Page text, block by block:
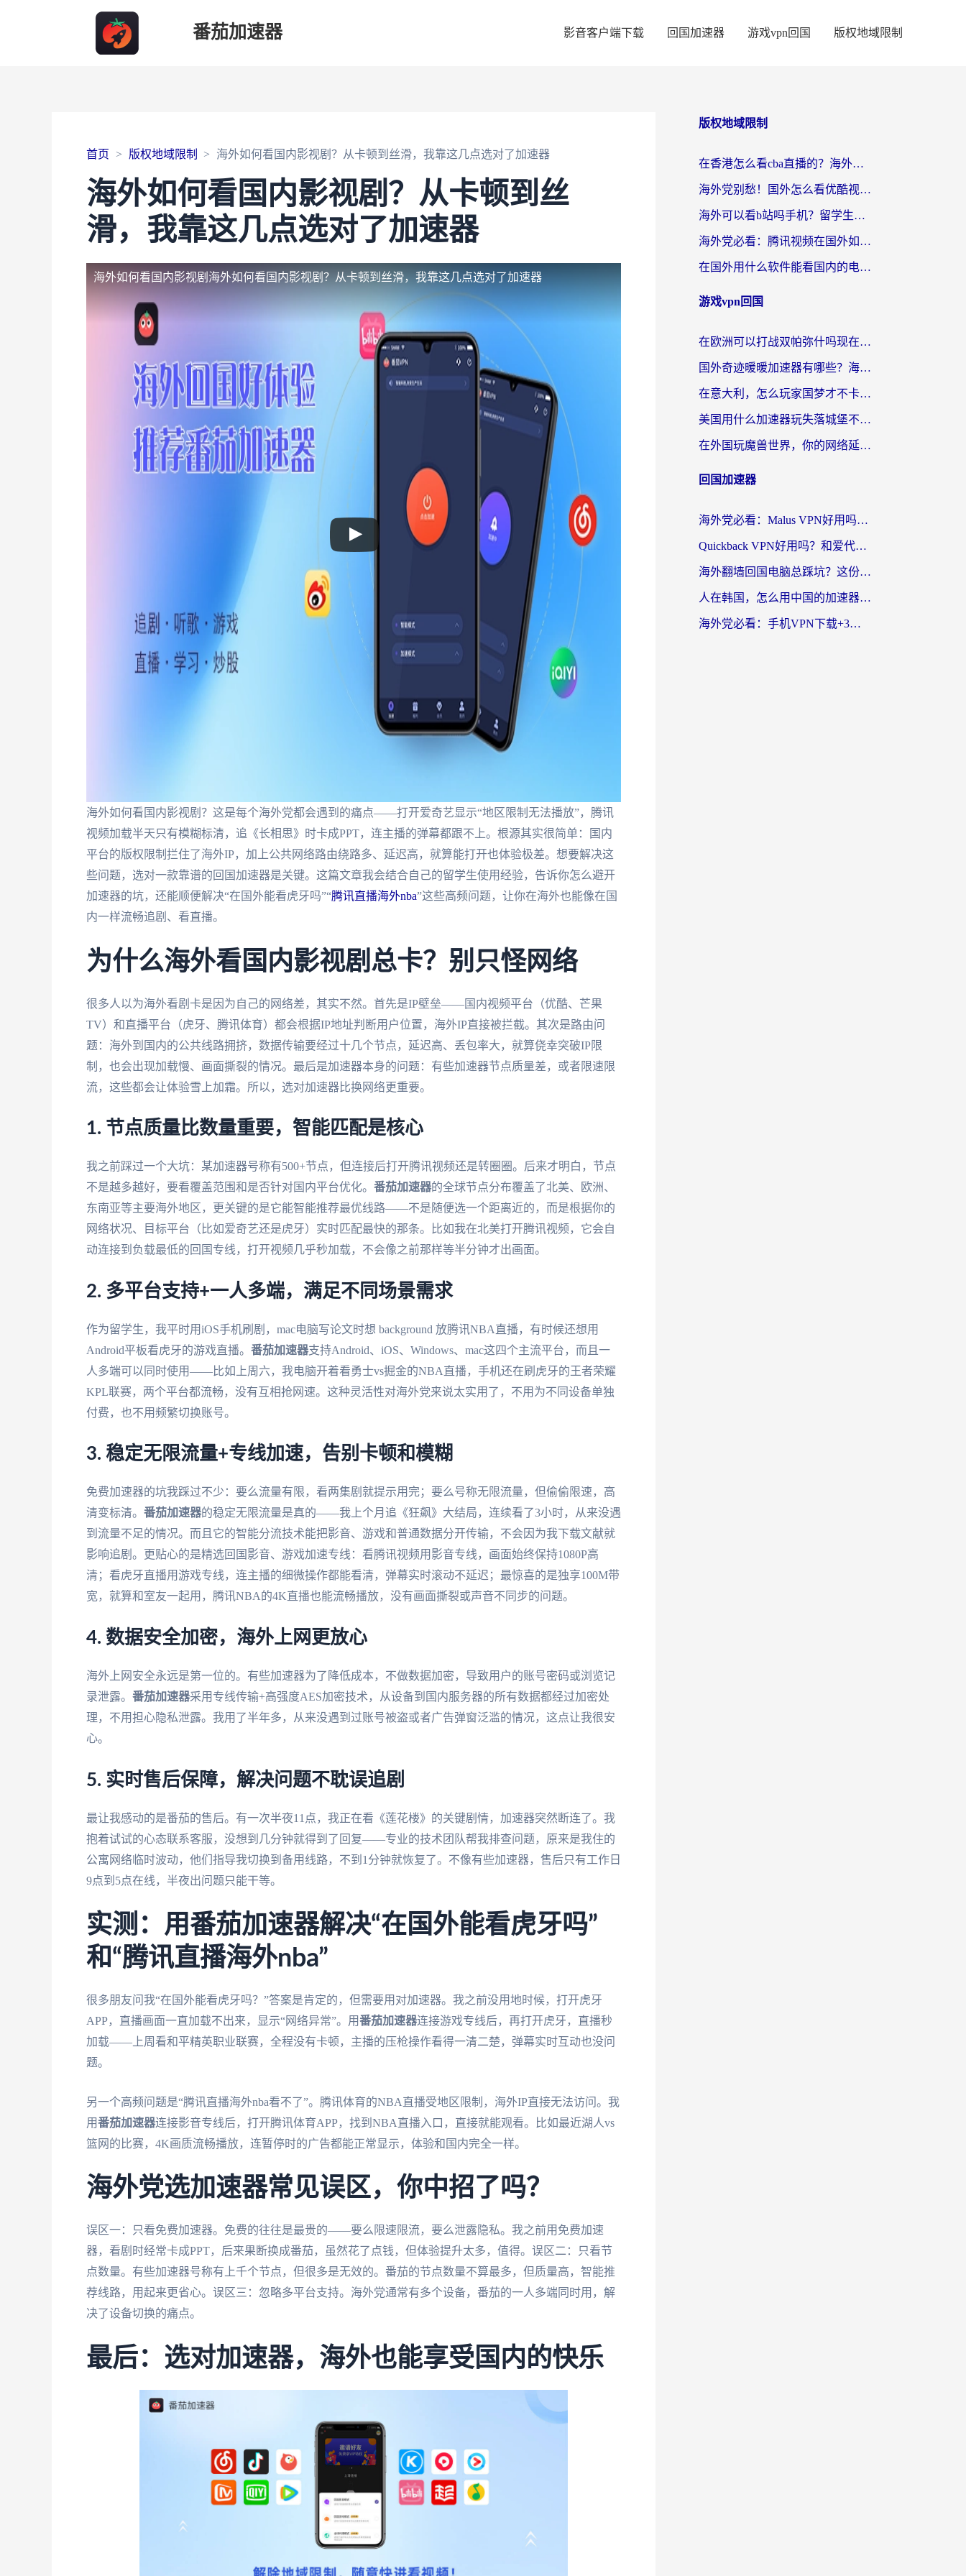
番茄加速器 影音客户端下载 回国加速器 游戏vpn回国 版权地域限制
首页 版权地域限制 海外如何看国内影视剧？从卡顿到丝滑，我靠这几点选对了加速器
海外如何看国内影视剧？从卡顿到丝
滑，我靠这几点选对了加速器
海外如何看国内影视剧 海外如何看国内影视剧？从卡顿到丝滑，我靠这几点选对了加速器
海外如何看国内影视剧？这是每个海外党都会遇到的痛点——打开爱奇艺显示“地区限制无法播放”，腾讯
视频加载半天只有模糊标清，追《长相思》时卡成PPT，连主播的弹幕都跟不上。根源其实很简单：国内
平台的版权限制拦住了海外IP，加上公共网络路由绕路多、延迟高，就算能打开也体验极差。想要解决这
些问题，选对一款靠谱的回国加速器是关键。这篇文章我会结合自己的留学生使用经验，告诉你怎么避开
加速器的坑，还能顺便解决“在国外能看虎牙吗”“腾讯直播海外nba”这些高频问题，让你在海外也能像在国
内一样流畅追剧、看直播。
为什么海外看国内影视剧总卡？别只怪网络
很多人以为海外看剧卡是因为自己的网络差，其实不然。首先是IP壁垒——国内视频平台（优酷、芒果
TV）和直播平台（虎牙、腾讯体育）都会根据IP地址判断用户位置，海外IP直接被拦截。其次是路由问
题：海外到国内的公共线路拥挤，数据传输要经过十几个节点，延迟高、丢包率大，就算侥幸突破IP限
制，也会出现加载慢、画面撕裂的情况。最后是加速器本身的问题：有些加速器节点质量差，或者限速限
流，这些都会让体验雪上加霜。所以，选对加速器比换网络更重要。
1. 节点质量比数量重要，智能匹配是核心
我之前踩过一个大坑：某加速器号称有500+节点，但连接后打开腾讯视频还是转圈圈。后来才明白，节点
不是越多越好，要看覆盖范围和是否针对国内平台优化。 番茄加速器的全球节点分布覆盖了北美、欧洲、
东南亚等主要海外地区，更关键的是它能智能推荐最优线路——不是随便选一个距离近的，而是根据你的
网络状况、目标平台（比如爱奇艺还是虎牙）实时匹配最快的那条。比如我在北美打开腾讯视频，它会自
动连接到负载最低的回国专线，打开视频几乎秒加载，不会像之前那样等半分钟才出画面。
2. 多平台支持+一人多端，满足不同场景需求
作为留学生，我平时用iOS手机刷剧，mac电脑写论文时想 background 放腾讯NBA直播，有时候还想用
Android平板看虎牙的游戏直播。 番茄加速器支持Android、iOS、Windows、mac这四个主流平台，而且一
人多端可以同时使用——比如上周六，我电脑开着看勇士vs掘金的NBA直播，手机还在刷虎牙的王者荣耀
KPL联赛，两个平台都流畅，没有互相抢网速。这种灵活性对海外党来说太实用了，不用为不同设备单独
付费，也不用频繁切换账号。
3. 稳定无限流量+专线加速，告别卡顿和模糊
免费加速器的坑我踩过不少：要么流量有限，看两集剧就提示用完；要么号称无限流量，但偷偷限速，高
清变标清。 番茄加速器的稳定无限流量是真的——我上个月追《狂飙》大结局，连续看了3小时，从来没遇
到流量不足的情况。而且它的智能分流技术能把影音、游戏和普通数据分开传输，不会因为我下载文献就
影响追剧。更贴心的是精选回国影音、游戏加速专线：看腾讯视频用影音专线，画面始终保持1080P高
清；看虎牙直播用游戏专线，连主播的细微操作都能看清，弹幕实时滚动不延迟；最惊喜的是独享100M带
宽，就算和室友一起用，腾讯NBA的4K直播也能流畅播放，没有画面撕裂或声音不同步的问题。
4. 数据安全加密，海外上网更放心
海外上网安全永远是第一位的。有些加速器为了降低成本，不做数据加密，导致用户的账号密码或浏览记
录泄露。 番茄加速器采用专线传输+高强度AES加密技术，从设备到国内服务器的所有数据都经过加密处
理，不用担心隐私泄露。我用了半年多，从来没遇到过账号被盗或者广告弹窗泛滥的情况，这点让我很安
心。
5. 实时售后保障，解决问题不耽误追剧
最让我感动的是番茄的售后。有一次半夜11点，我正在看《莲花楼》的关键剧情，加速器突然断连了。我
抱着试试的心态联系客服，没想到几分钟就得到了回复——专业的技术团队帮我排查问题，原来是我住的
公寓网络临时波动，他们指导我切换到备用线路，不到1分钟就恢复了。不像有些加速器，售后只有工作日
9点到5点在线，半夜出问题只能干等。
实测：用番茄加速器解决“在国外能看虎牙吗”
和“腾讯直播海外nba”
很多朋友问我“在国外能看虎牙吗？”答案是肯定的，但需要用对加速器。我之前没用地时候，打开虎牙
APP，直播画面一直加载不出来，显示“网络异常”。用番茄加速器连接游戏专线后，再打开虎牙，直播秒
加载——上周看和平精英职业联赛，全程没有卡顿，主播的压枪操作看得一清二楚，弹幕实时互动也没问
题。
另一个高频问题是“腾讯直播海外nba看不了”。腾讯体育的NBA直播受地区限制，海外IP直接无法访问。我
用番茄加速器连接影音专线后，打开腾讯体育APP，找到NBA直播入口，直接就能观看。比如最近湖人vs
篮网的比赛，4K画质流畅播放，连暂停时的广告都能正常显示，体验和国内完全一样。
海外党选加速器常见误区，你中招了吗？
误区一：只看免费加速器。免费的往往是最贵的——要么限速限流，要么泄露隐私。我之前用免费加速
器，看剧时经常卡成PPT，后来果断换成番茄，虽然花了点钱，但体验提升太多，值得。误区二：只看节
点数量。有些加速器号称有上千个节点，但很多是无效的。番茄的节点数量不算最多，但质量高，智能推
荐线路，用起来更省心。误区三：忽略多平台支持。海外党通常有多个设备，番茄的一人多端同时用，解
决了设备切换的痛点。
最后：选对加速器，海外也能享受国内的快乐
版权地域限制
在香港怎么看cba直播的？海外党体育观赛终极指南：告别版权限制，畅享中文解说
海外党别愁！国外怎么看优酷视频？一招解决追剧、看直播难题
海外可以看b站吗手机？留学生亲测有效的回国加速指南
海外党必看：腾讯视频在国外如何解除地域限制？附优酷咪咕使用指南
在国外用什么软件能看国内的电视剧啊？留学生亲测有效的回国加速方案
游戏vpn回国
在欧洲可以打战双帕弥什吗现在？跨越延迟墙的实战指南
国外奇迹暖暖加速器有哪些？海外党国服游戏畅玩终极指南（附亲测推荐）
在意大利，怎么玩家国梦才不卡？这份终极加速指南请收好
美国用什么加速器玩失落城堡不卡？海外党亲测有效的国服游戏加速指南
在外国玩魔兽世界，你的网络延迟是最大的敌人
回国加速器
海外党必看：Malus VPN好用吗？和迅猛兔VPN对比哪个回国效果更好？附真实体验与避坑指南
Quickback VPN好用吗？和爱代理VPN对比哪个回国效果更好？
海外翻墙回国电脑总踩坑？这份实测指南帮你选对加速器（附ChickCNinitapMalus对比）
人在韩国，怎么用中国的加速器刷剧打游戏？这份真实体验指南给你答案
海外党必看：手机VPN下载+3步选对回国加速器，无缝刷国内资源不再愁